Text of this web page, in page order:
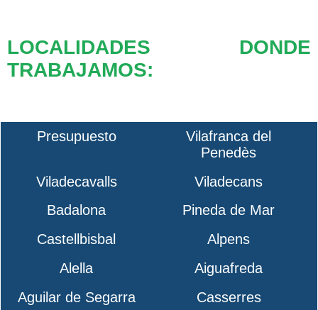
LOCALIDADES DONDE
TRABAJAMOS:
Presupuesto
Vilafranca del
Penedès
Viladecavalls
Viladecans
Badalona
Pineda de Mar
Castellbisbal
Alpens
Alella
Aiguafreda
Aguilar de Segarra
Casserres